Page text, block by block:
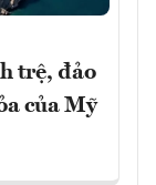
trệ, đảo
của Mỹ